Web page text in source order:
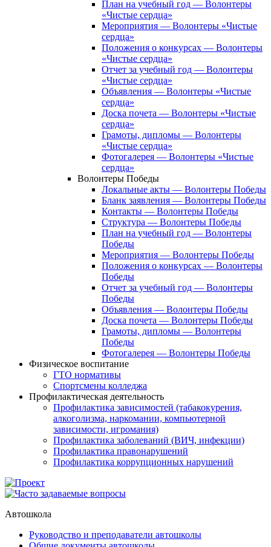
План на учебный год — Волонтеры
«Чистые сердца»
Мероприятия — Волонтеры «Чистые
сердца»
Положения о конкурсах — Волонтеры
«Чистые сердца»
Отчет за учебный год — Волонтеры
«Чистые сердца»
Объявления — Волонтеры «Чистые
сердца»
Доска почета — Волонтеры «Чистые
сердца»
Грамоты, дипломы — Волонтеры
«Чистые сердца»
Фотогалерея — Волонтеры «Чистые
сердца»
Волонтеры Победы
Локальные акты — Волонтеры Победы
Бланк заявления — Волонтеры Победы
Контакты — Волонтеры Победы
Структура — Волонтеры Победы
План на учебный год — Волонтеры
Победы
Мероприятия — Волонтеры Победы
Положения о конкурсах — Волонтеры
Победы
Отчет за учебный год — Волонтеры
Победы
Объявления — Волонтеры Победы
Доска почета — Волонтеры Победы
Грамоты, дипломы — Волонтеры
Победы
Фотогалерея — Волонтеры Победы
Физическое воспитание
ГТО нормативы
Спортсмены колледжа
Профилактическая деятельность
Профилактика зависимостей (табакокурения,
алкоголизма, наркомании, компьютерной
зависимости, игромания)
Профилактика заболеваний (ВИЧ, инфекции)
Профилактика правонарушений
Профилактика коррупционных нарушений
Автошкола
Руководство и преподаватели автошколы